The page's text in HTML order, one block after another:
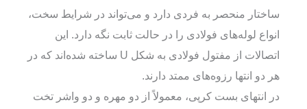
ساختار منحصر به فردی دارد و می‌تواند در شرایط سخت،
انواع لوله‌های فولادی را در حالت ثابت نگه دارد. این
اتصالات از مفتول فولادی به شکل U ساخته شده‌اند که در
هر دو انتها رزوه‌های ممتد دارند.
در انتهای بست کرپی، معمولاً از دو مهره و دو واشر تخت